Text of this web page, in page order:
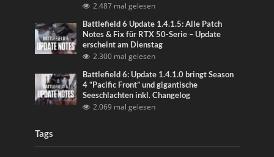
2.487 mal gelesen
Battlefield 6 Update 1.4.1.5: Alle Patch
Notes & Fix für RTX 50-Serie – Update
erscheint am Dienstag
2.300 mal gelesen
Battlefield 6: Update 1.4.1.0 bringt Season
4 “Pacific Front” und gigantische
Seeschlachten inkl. Changelog
2.069 mal gelesen
Tags